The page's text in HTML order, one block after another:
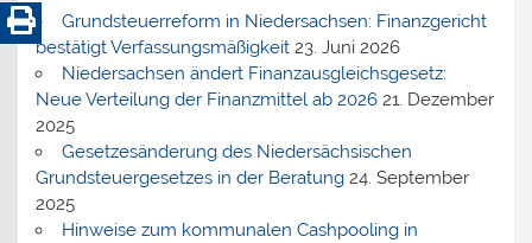
Grundsteuerreform in Niedersachsen: Finanzgericht
bestätigt Verfassungsmäßigkeit 23. Juni 2026
Niedersachsen ändert Finanzausgleichsgesetz:
Neue Verteilung der Finanzmittel ab 2026 21. Dezember
2025
Gesetzesänderung des Niedersächsischen
Grundsteuergesetzes in der Beratung 24. September
2025
Hinweise zum kommunalen Cashpooling in